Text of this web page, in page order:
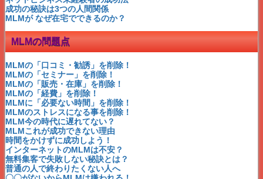
サラリーマン推奨のMLM
有名人じゃないシングルママ成功！
MLM失敗は〇〇のせい？
これが成功できない理由
人生でたったひとつの後悔
私を絶対成功させてくれる？
収入になる速度が遅い？
パレートの法則で成功する
成功できない人の共通点とは
成功者はコレを繰り返すだけ
小島幹登のゼロからの着眼点
ビジネスの成功への近道は？
マナビスは元アシュラン製造
インヴェル・ペレ・荒川静香
一攫千金と将来の不労所得
誰もが成功可能な理由
いったい何が言いたいの?
MLM=ねずみ講⇒時代遅れ
スティーブ・ジョブズ
成功の秘訣は3つの人間関係
MLMが なぜ在宅でできるのか？
MLMの問題点
MLMの「口コミ・勧誘」を削除！
MLMの「セミナー」を削除！
MLMの「販売・在庫」を削除！
MLMの「経費」を削除！
MLMに「必要ない時間」を削除！
MLMのストレスになる事を削除！
MLM今の時代に遅れてない？
MLMこれが成功できない理由
時間をかけずに成功しよう！
インターネットのMLMは不安？
無料集客で失敗しない秘訣とは？
普通の人で終わりたくない人へ